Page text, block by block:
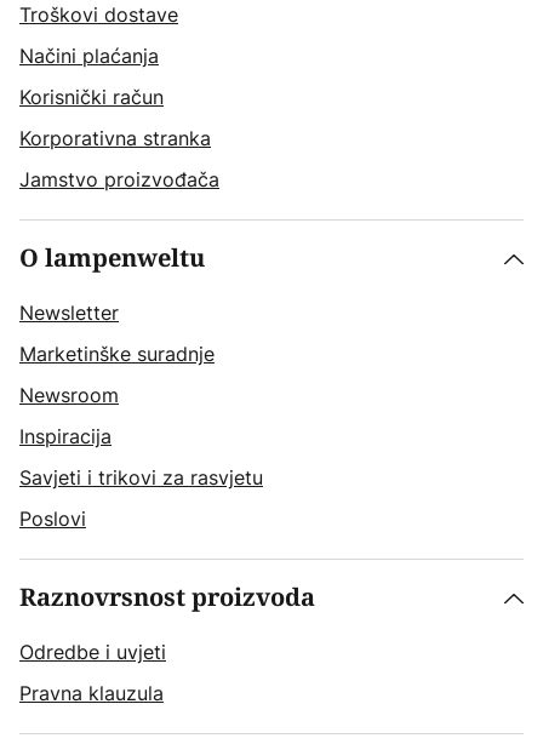
Troškovi dostave
Načini plaćanja
Korisnički račun
Korporativna stranka
Jamstvo proizvođača
O lampenweltu
Newsletter
Marketinške suradnje
Newsroom
Inspiracija
Savjeti i trikovi za rasvjetu
Poslovi
Raznovrsnost proizvoda
Odredbe i uvjeti
Pravna klauzula